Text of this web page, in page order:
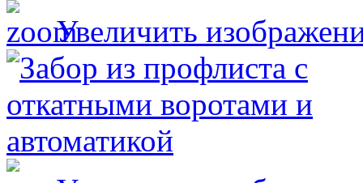
Увеличить